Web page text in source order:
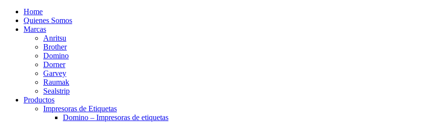
Home
Quienes Somos
Marcas
Anritsu
Brother
Domino
Dorner
Garvey
Raumak
Sealstrip
Productos
Impresoras de Etiquetas
Domino – Impresoras de etiquetas